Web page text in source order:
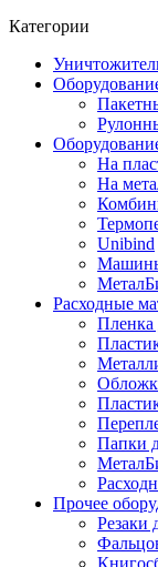
Категории
На
На
Unibind
Расходные
Пленка
Папки
Прочее
Резаки